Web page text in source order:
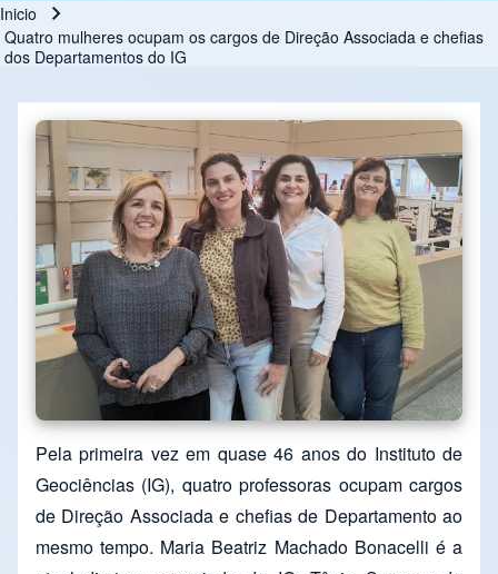
Ruta de navegación
Inicio
Quatro mulheres ocupam os cargos de Direção Associada e chefias
dos Departamentos do IG
Pela primeira vez em quase 46 anos do Instituto de
Geociências (IG), quatro professoras ocupam cargos
de Direção Associada e chefias de Departamento ao
mesmo tempo. Maria Beatriz Machado Bonacelli é a